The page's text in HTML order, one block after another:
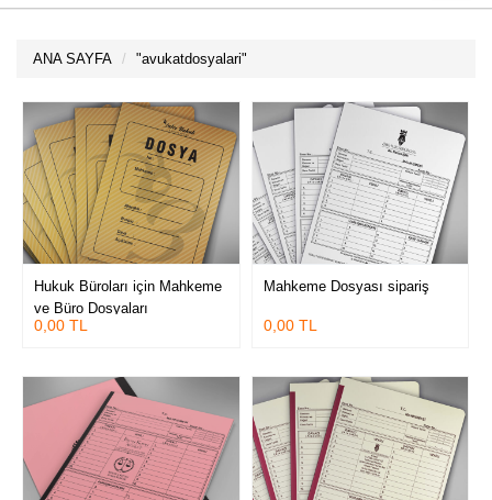
ANA SAYFA "avukatdosyalari"
Hukuk Büroları için Mahkeme
ve Büro Dosyaları
0,00 TL
Mahkeme Dosyası sipariş
0,00 TL